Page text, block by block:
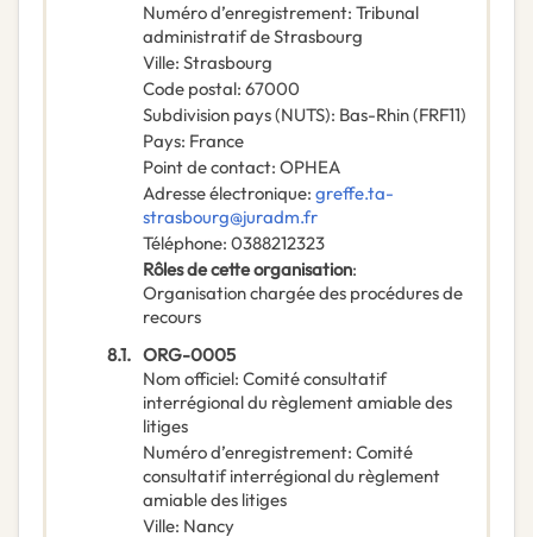
Numéro d’enregistrement: Tribunal
administratif de Strasbourg
Ville: Strasbourg
Code postal: 67000
Subdivision pays (NUTS): Bas-Rhin(FRF11)
Pays: France
Point de contact: OPHEA
Adresse électronique: greffe.ta-
strasbourg@juradm.fr
Téléphone: 0388212323
Rôles de cette organisation:
Organisation chargée des procédures de
recours
8.1. ORG-0005
Nom officiel: Comité consultatif
interrégional du règlement amiable des
litiges
Numéro d’enregistrement: Comité
consultatif interrégional du règlement
amiable des litiges
Ville: Nancy